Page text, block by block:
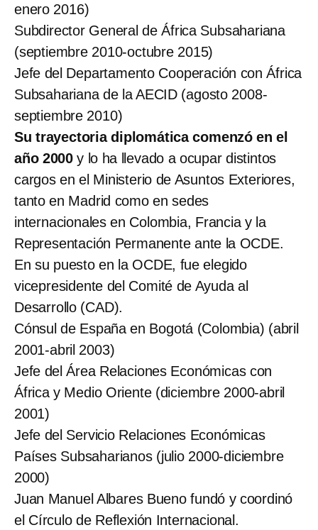
enero 2016)
Subdirector General de África Subsahariana
(septiembre 2010-octubre 2015)
Jefe del Departamento Cooperación con África
Subsahariana de la AECID (agosto 2008-
septiembre 2010)
Su trayectoria diplomática comenzó en el
año 2000y lo ha llevado a ocupar distintos
cargos en el Ministerio de Asuntos Exteriores,
tanto en Madrid como en sedes
internacionales en Colombia, Francia y la
Representación Permanente ante la OCDE.
En su puesto en la OCDE, fue elegido
vicepresidente del Comité de Ayuda al
Desarrollo (CAD).
Cónsul de España en Bogotá (Colombia) (abril
2001-abril 2003)
Jefe del Área Relaciones Económicas con
África y Medio Oriente (diciembre 2000-abril
2001)
Jefe del Servicio Relaciones Económicas
Países Subsaharianos (julio 2000-diciembre
2000)
Juan Manuel Albares Bueno fundó y coordinó
el Círculo de Reflexión Internacional.